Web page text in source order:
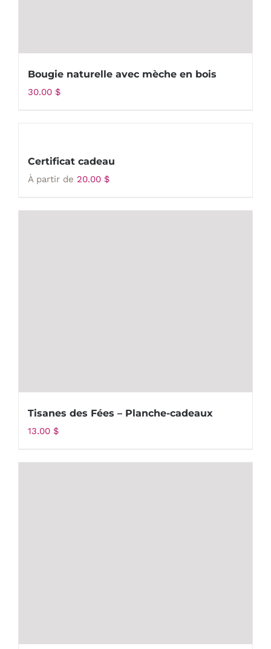
Bougie naturelle avec mèche en bois
30.00 $
Certificat cadeau
À partir de 20.00 $
Tisanes des Fées – Planche-cadeaux
13.00 $